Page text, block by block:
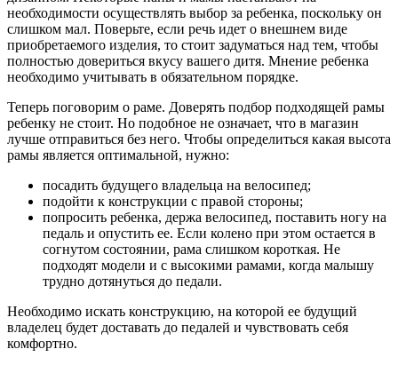
необходимости осуществлять выбор за ребенка, поскольку он
слишком мал. Поверьте, если речь идет о внешнем виде
приобретаемого изделия, то стоит задуматься над тем, чтобы
полностью довериться вкусу вашего дитя. Мнение ребенка
необходимо учитывать в обязательном порядке.
Теперь поговорим о раме. Доверять подбор подходящей рамы
ребенку не стоит. Но подобное не означает, что в магазин
лучше отправиться без него. Чтобы определиться какая высота
рамы является оптимальной, нужно:
посадить будущего владельца на велосипед;
подойти к конструкции с правой стороны;
попросить ребенка, держа велосипед, поставить ногу на
педаль и опустить ее. Если колено при этом остается в
согнутом состоянии, рама слишком короткая. Не
подходят модели и с высокими рамами, когда малышу
трудно дотянуться до педали.
Необходимо искать конструкцию, на которой ее будущий
владелец будет доставать до педалей и чувствовать себя
комфортно.